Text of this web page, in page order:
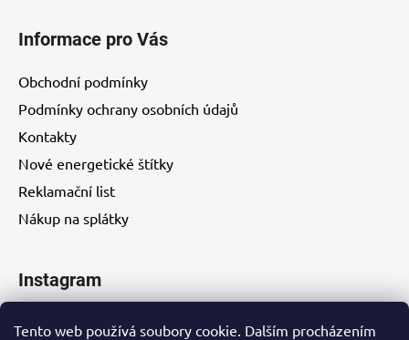
Tento web používá soubory cookie. Dalším procházením
Informace pro Vás
Obchodní podmínky
Podmínky ochrany osobních údajů
Kontakty
Nové energetické štítky
Reklamační list
Nákup na splátky
Instagram